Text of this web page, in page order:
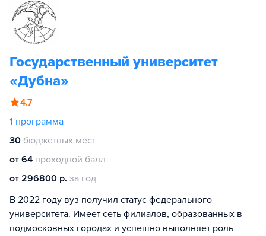
Государственный университет
«Дубна»
4.7
1 программа
30 бюджетных мест
от 64 проходной балл
от 296800 р. за год
В 2022 году вуз получил статус федерального
университета. Имеет сеть филиалов, образованных в
подмосковных городах и успешно выполняет роль